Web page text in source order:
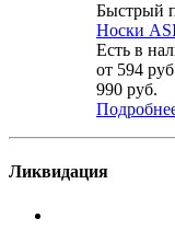
Быстрый
Носки
Есть в
от 594
990 руб.
Ликвидация